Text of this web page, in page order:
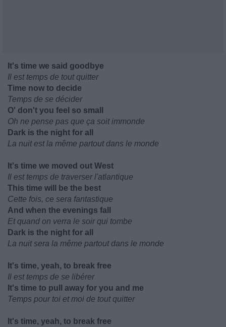
It's time we said goodbye
Il est temps de tout quitter
Time now to decide
Temps de se décider
O' don't you feel so small
Oh ne pense pas que ça soit immonde
Dark is the night for all
La nuit est la même partout dans le monde
It's time we moved out West
Il est temps de traverser l'atlantique
This time will be the best
Cette fois, ce sera fantastique
And when the evenings fall
Et quand on verra le soir qui tombe
Dark is the night for all
La nuit sera la même partout dans le monde
It's time, yeah, to break free
Il est temps de se libérer
It's time to pull away for you and me
Temps pour toi et moi de tout quitter
It's time, yeah, to break free